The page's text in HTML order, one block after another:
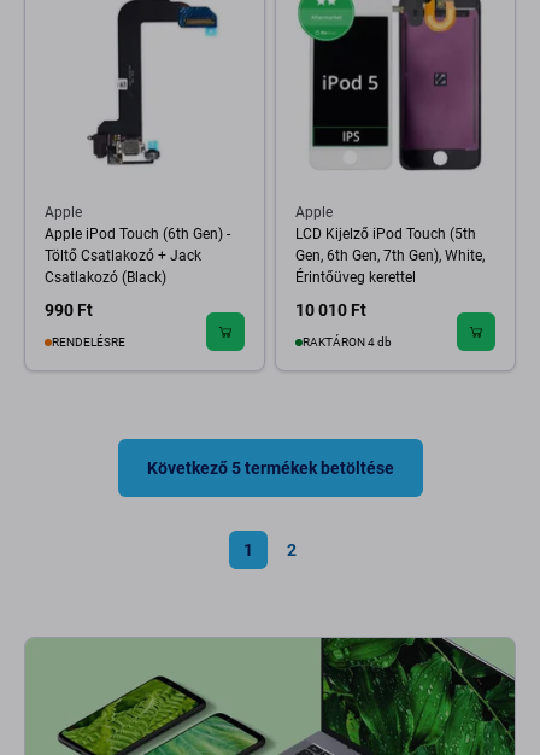
Apple
Apple iPod Touch (6th Gen) -
Töltő Csatlakozó + Jack
Csatlakozó (Black)
990 Ft
RENDELÉSRE
Apple
LCD Kijelző iPod Touch (5th
Gen, 6th Gen, 7th Gen), White,
Érintőüveg kerettel
10 010 Ft
RAKTÁRON 4 db
Következő 5 termékek betöltése
1 2